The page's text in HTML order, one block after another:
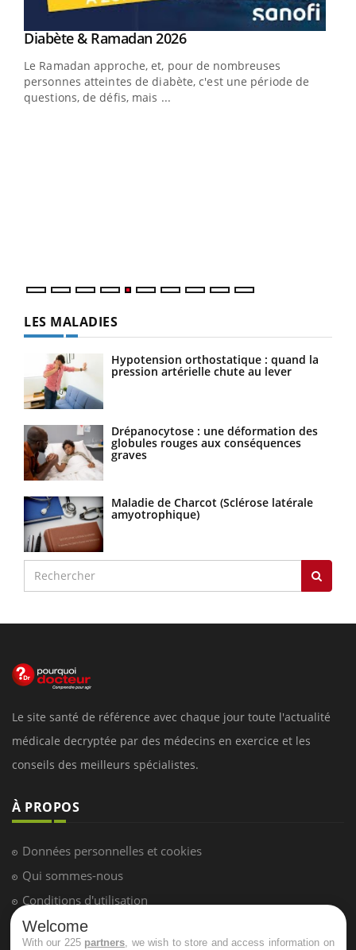
Youtube
Diabète & Ramadan 2026Youtube
Le Ramadan approche, et, pour de nombreuses
personnes atteintes de diabète, c'est une période de
questions, de défis, mais ...
LES MALADIES
Hypotension orthostatique : quand la
pression artérielle chute au lever
Drépanocytose : une déformation des
globules rouges aux conséquences
graves
Maladie de Charcot (Sclérose latérale
amyotrophique)
Le site santé de référence avec chaque jour toute l'actualité
médicale decryptée par des médecins en exercice et les
conseils des meilleurs spécialistes.
À PROPOS
Données personnelles et cookies
Qui sommes-nous
Conditions d'utilisation
Plan du site
Welcome
With our 225 partners , we wish to store and access information on